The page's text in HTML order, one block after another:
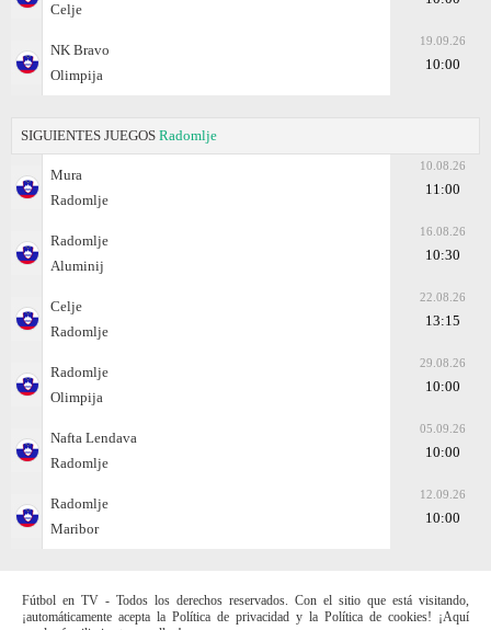
Celje
NK Bravo
Olimpija
19.09.26
10:00
SIGUIENTES JUEGOS Radomlje
Mura
Radomlje
10.08.26
11:00
Radomlje
Aluminij
16.08.26
10:30
Celje
Radomlje
22.08.26
13:15
Radomlje
Olimpija
29.08.26
10:00
Nafta Lendava
Radomlje
05.09.26
10:00
Radomlje
Maribor
12.09.26
10:00
Fútbol en TV - Todos los derechos reservados. Con el sitio que está visitando,
¡automáticamente acepta la Política de privacidad y la Política de cookies! ¡Aquí